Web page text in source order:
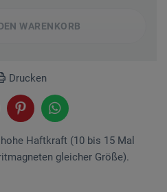
WARENKORB
Drucken
Haftkraft (10 bis 15 Mal
gleicher Größe).